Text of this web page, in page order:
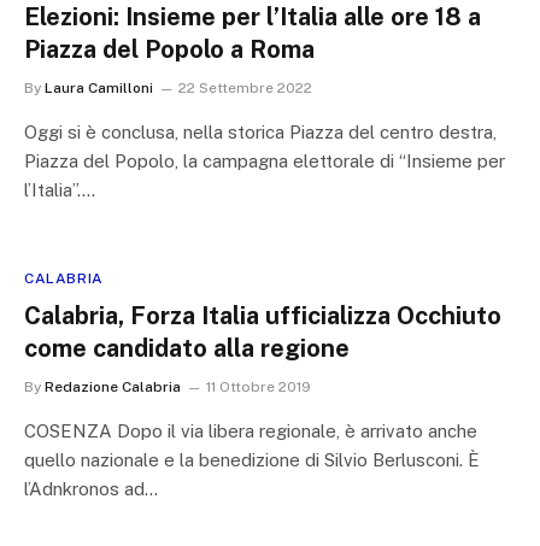
Elezioni: Insieme per l’Italia alle ore 18 a
Piazza del Popolo a Roma
By Laura Camilloni 22 Settembre 2022
Oggi si è conclusa, nella storica Piazza del centro destra,
Piazza del Popolo, la campagna elettorale di “Insieme per
l’Italia”.…
CALABRIA
Calabria, Forza Italia ufficializza Occhiuto
come candidato alla regione
By Redazione Calabria 11 Ottobre 2019
COSENZA Dopo il via libera regionale, è arrivato anche
quello nazionale e la benedizione di Silvio Berlusconi. È
l’Adnkronos ad…